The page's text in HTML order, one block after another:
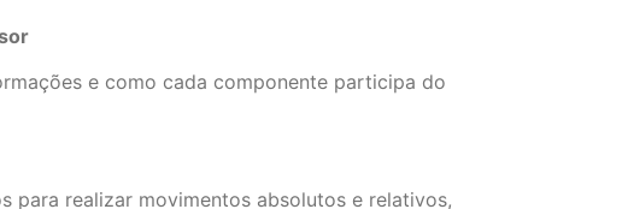
e como cada componente participa do
para realizar movimentos absolutos e relativos,